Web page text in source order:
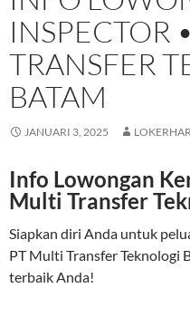
INSPECTOR
TRANSFER
BATAM
JANUARI 3, 2025
Info Lowongan
Multi Transfer
Siapkan diri Anda untuk
PT Multi Transfer Teknologi
terbaik Anda!